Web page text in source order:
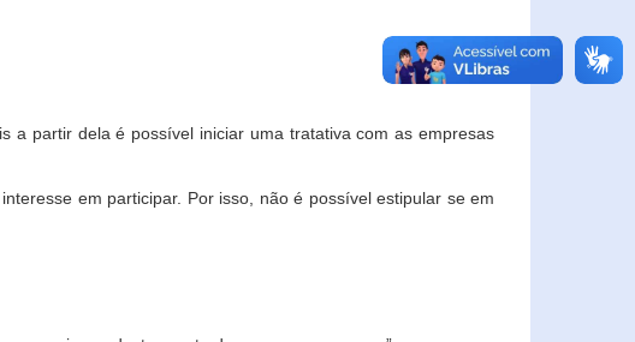
a partir dela é possível iniciar uma tratativa com as empresas
em participar. Por isso, não é possível estipular se em